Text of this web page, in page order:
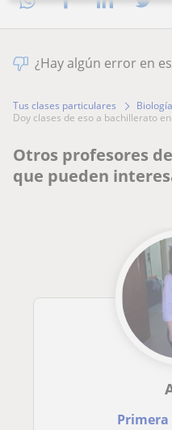
¿Hay algún error en
Tus clases particulares Biología
doy clases de eso a bachillerato
Otros profesores
que pueden